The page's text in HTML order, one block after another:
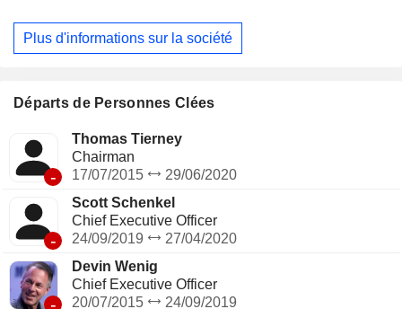
Plus d'informations sur la société
Départs de Personnes Clées
-
Thomas Tierney
Chairman
17/07/2015
29/06/2020
-
Scott Schenkel
Chief Executive Officer
24/09/2019
27/04/2020
-
Devin Wenig
Chief Executive Officer
20/07/2015
24/09/2019